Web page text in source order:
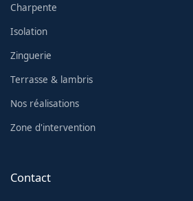
Charpente
Isolation
Zinguerie
Terrasse & lambris
Nos réalisations
Zone d'intervention
Contact